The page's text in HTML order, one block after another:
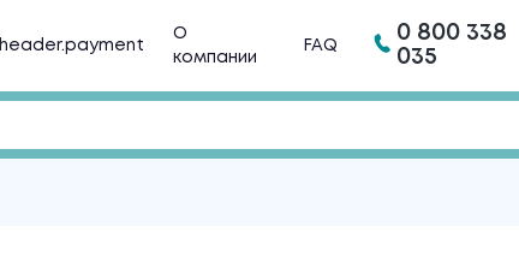
header.payment
О
компании
FAQ
0 800 338
035